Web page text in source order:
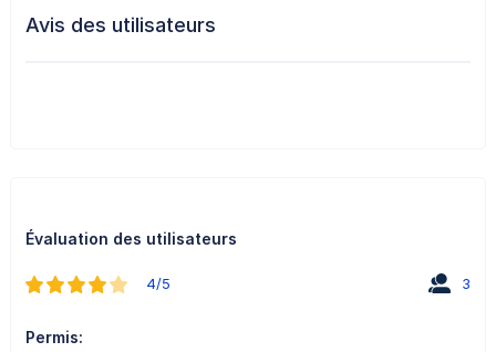
Avis des utilisateurs
Évaluation des utilisateurs
4/5 3
Permis: